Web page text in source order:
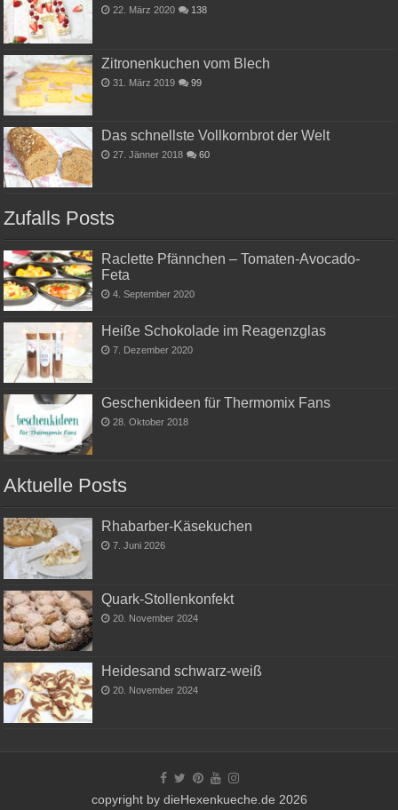
22. März 2020 138
Zitronenkuchen vom Blech
31. März 2019 99
Das schnellste Vollkornbrot der Welt
27. Jänner 2018 60
Zufalls Posts
Raclette Pfännchen – Tomaten-Avocado-
Feta
4. September 2020
Heiße Schokolade im Reagenzglas
7. Dezember 2020
Geschenkideen für Thermomix Fans
28. Oktober 2018
Aktuelle Posts
Rhabarber-Käsekuchen
7. Juni 2026
Quark-Stollenkonfekt
20. November 2024
Heidesand schwarz-weiß
20. November 2024
copyright by dieHexenkueche.de 2026